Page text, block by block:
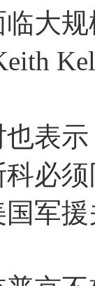
大
表
必
军